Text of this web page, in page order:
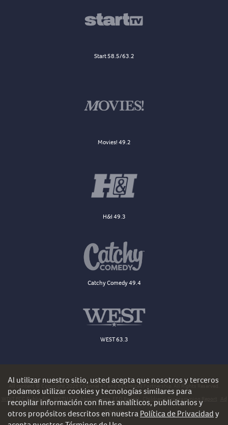
Start 58.5/63.2
Movies! 49.2
H&I 49.3
Catchy Comedy 49.4
WEST 63.3
All content © Copyright 2026 Channel 41 and 63 Limited Partnership. All Rights Reserved.
WDJT FCC Public File
WYTU FCC Applications EEO Report Children's Programming Report
Choices
Al utilizar nuestro sitio, usted acepta que nosotros y terceros
podamos utilizar cookies y tecnologías similares para
recopilar información con fines analíticos, publicitarios y
otros propósitos descritos en nuestraPolítica de Privacidady